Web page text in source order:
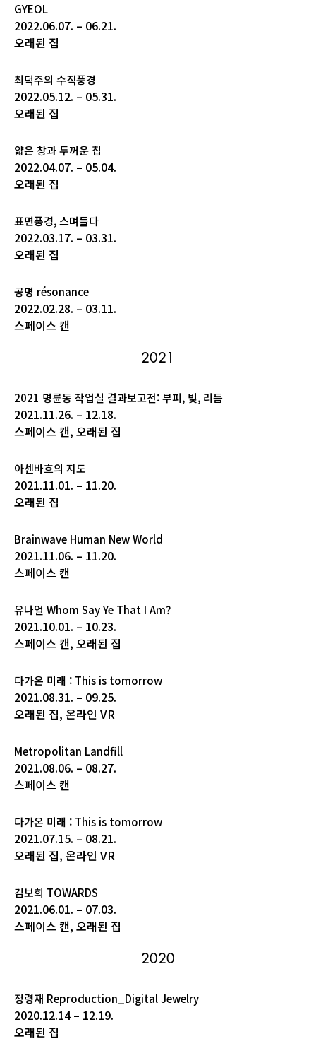
GYEOL
2022.06.07. – 06.21.
오래된 집
최덕주의 수직풍경
2022.05.12. – 05.31.
오래된 집
얇은 창과 두꺼운 집
2022.04.07. – 05.04.
오래된 집
표면풍경, 스며들다
2022.03.17. – 03.31.
오래된 집
공명 résonance
2022.02.28. – 03.11.
스페이스 캔
2021
2021 명륜동 작업실 결과보고전: 부피, 빛, 리듬
2021.11.26. – 12.18.
스페이스 캔, 오래된 집
아센바흐의 지도
2021.11.01. – 11.20.
오래된 집
Brainwave Human New World
2021.11.06. – 11.20.
스페이스 캔
유나얼 Whom Say Ye That I Am?
2021.10.01. – 10.23.
스페이스 캔, 오래된 집
다가온 미래 : This is tomorrow
2021.08.31. – 09.25.
오래된 집, 온라인 VR
Metropolitan Landfill
2021.08.06. – 08.27.
스페이스 캔
다가온 미래 : This is tomorrow
2021.07.15. – 08.21.
오래된 집, 온라인 VR
김보희 TOWARDS
2021.06.01. – 07.03.
스페이스 캔, 오래된 집
2020
정령재 Reproduction_Digital Jewelry
2020.12.14 – 12.19.
오래된 집